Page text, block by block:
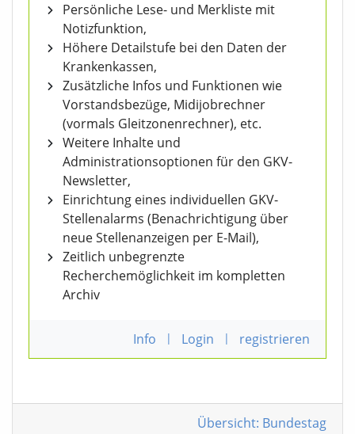
Persönliche Lese- und Merkliste mit
Notizfunktion,
Höhere Detailstufe bei den Daten der
Krankenkassen,
Zusätzliche Infos und Funktionen wie
Vorstandsbezüge, Midijobrechner
(vormals Gleitzonenrechner), etc.
Weitere Inhalte und
Administrationsoptionen für den GKV-
Newsletter,
Einrichtung eines individuellen GKV-
Stellenalarms (Benachrichtigung über
neue Stellenanzeigen per E-Mail),
Zeitlich unbegrenzte
Recherchemöglichkeit im kompletten
Archiv
Info | Login | registrieren
Übersicht: Bundestag